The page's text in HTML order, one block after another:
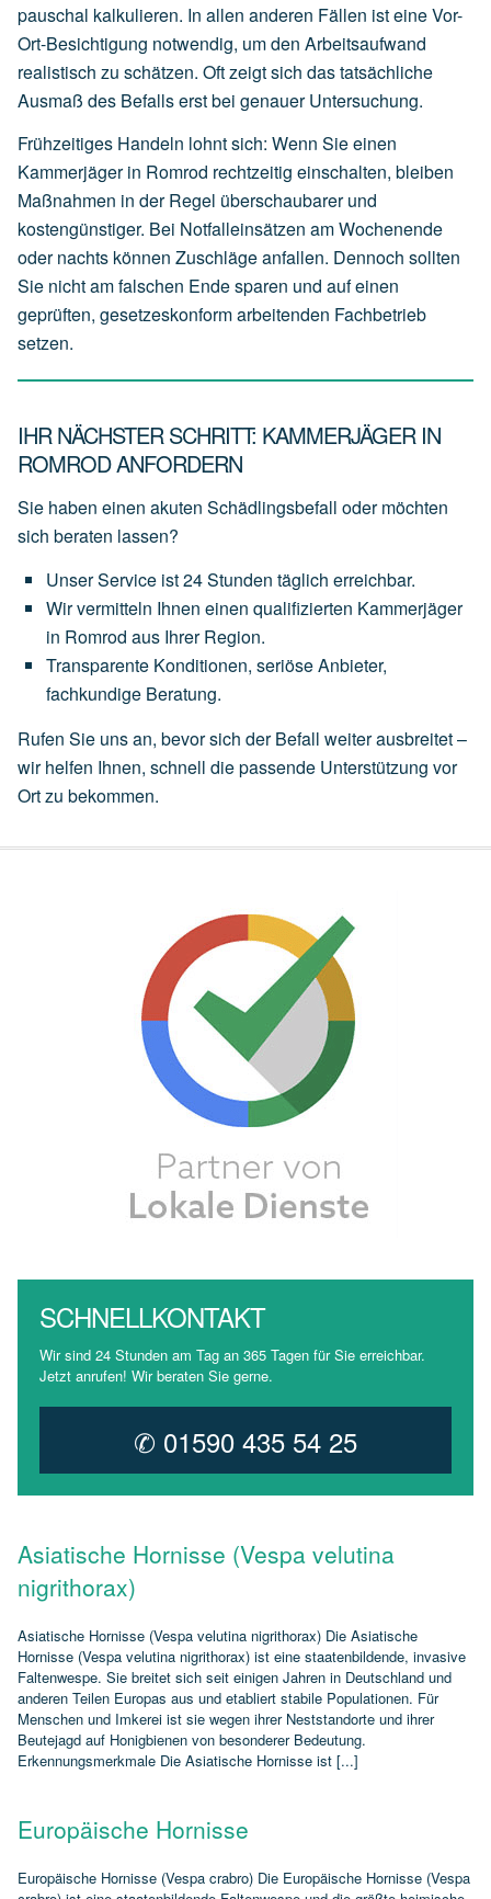
pauschal kalkulieren. In allen anderen Fällen ist eine Vor-
Ort-Besichtigung notwendig, um den Arbeitsaufwand
realistisch zu schätzen. Oft zeigt sich das tatsächliche
Ausmaß des Befalls erst bei genauer Untersuchung.
Frühzeitiges Handeln lohnt sich: Wenn Sie einen
Kammerjäger in Romrod rechtzeitig einschalten, bleiben
Maßnahmen in der Regel überschaubarer und
kostengünstiger. Bei Notfalleinsätzen am Wochenende
oder nachts können Zuschläge anfallen. Dennoch sollten
Sie nicht am falschen Ende sparen und auf einen
geprüften, gesetzeskonform arbeitenden Fachbetrieb
setzen.
IHR NÄCHSTER SCHRITT: KAMMERJÄGER IN
ROMROD ANFORDERN
Sie haben einen akuten Schädlingsbefall oder möchten
sich beraten lassen?
UnserService ist24 Stunden täglich erreichbar.
Wirvermitteln Ihnen einen qualifizierten Kammerjäger
in Romrod aus Ihrer Region.
Transparente Konditionen, seriöseAnbieter,
fachkundige Beratung.
Rufen Sie uns an, bevor sich der Befall weiter ausbreitet –
wir helfen Ihnen, schnell die passende Unterstützung vor
Ort zu bekommen.
SCHNELLKONTAKT
Wir sind 24 Stunden am Tag an 365 Tagen für Sie erreichbar.
Jetzt anrufen! Wir beraten Sie gerne.
✆ 01590 435 54 25
Asiatische Hornisse (Vespa velutina
nigrithorax)
Asiatische Hornisse (Vespa velutina nigrithorax) Die Asiatische
Hornisse (Vespa velutina nigrithorax) ist eine staatenbildende, invasive
Faltenwespe. Sie breitet sich seit einigen Jahren in Deutschland und
anderen Teilen Europas aus und etabliert stabile Populationen. Für
Menschen und Imkerei ist sie wegen ihrer Neststandorte und ihrer
Beutejagd auf Honigbienen von besonderer Bedeutung.
Erkennungsmerkmale Die Asiatische Hornisse ist [...]
Europäische Hornisse
Europäische Hornisse (Vespa crabro) Die Europäische Hornisse (Vespa